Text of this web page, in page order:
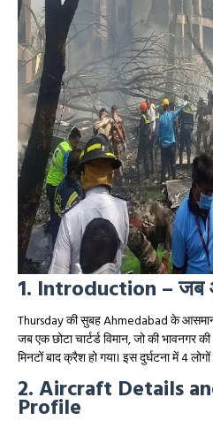
1. Introduction –
Thursday की सुबह Ahmedabad के
जब एक छोटा चार्टर्ड विमान, जो की
मिनटों बाद क्रैश हो गया। इस दुर्घटना में 4
2. Aircraft Details
Profile